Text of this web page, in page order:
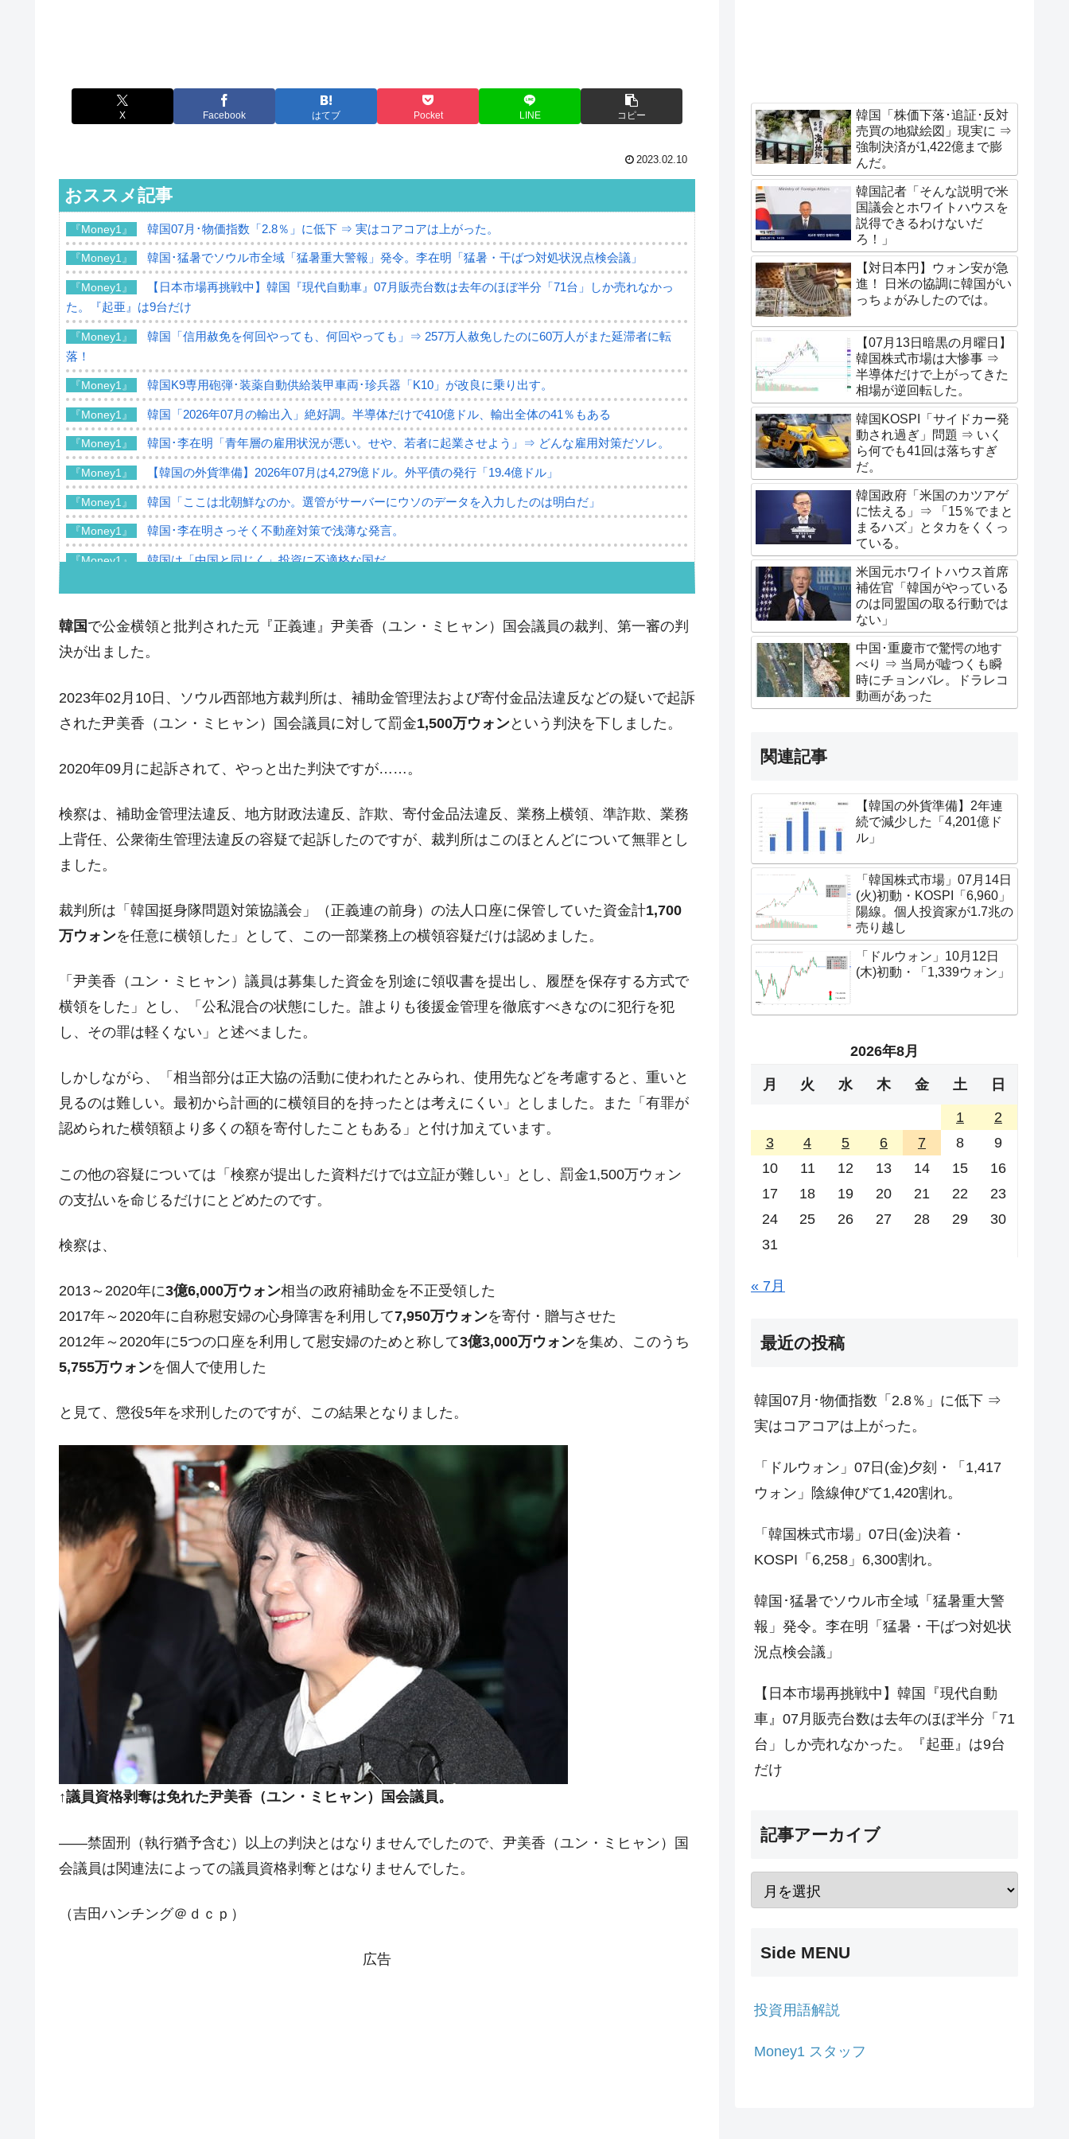
X Facebook はてブ Pocket LINE コピー
2023.02.10
おススメ記事
『Money1』 韓国07月･物価指数「2.8％」に低下 ⇒ 実はコアコアは上がった。
『Money1』 韓国･猛暑でソウル市全域「猛暑重大警報」発令。李在明「猛暑・干ばつ対処状況点検会議」
『Money1』
【日本市場再挑戦中】韓国『現代自動車』07月販売台数は去年のほぼ半分「71台」しか売れなかっ
た。『起亜』は9台だけ
『Money1』
韓国「信用赦免を何回やっても、何回やっても」⇒ 257万人赦免したのに60万人がまた延滞者に転
落！
『Money1』 韓国K9専用砲弾･装薬自動供給装甲車両･珍兵器「K10」が改良に乗り出す。
『Money1』 韓国「2026年07月の輸出入」絶好調。半導体だけで410億ドル、輸出全体の41％もある
『Money1』 韓国･李在明「青年層の雇用状況が悪い。せや、若者に起業させよう」⇒ どんな雇用対策だソレ。
『Money1』 【韓国の外貨準備】2026年07月は4,279億ドル。外平債の発行「19.4億ドル」
『Money1』 韓国「ここは北朝鮮なのか。選管がサーバーにウソのデータを入力したのは明白だ」
『Money1』 韓国･李在明さっそく不動産対策で浅薄な発言。
『Money1』 韓国は「中国と同じく」投資に不適格な国だ。
『Money1』 韓国･外為取引量「1日当たり1,214.4億ドル」まで拡大 ⇒ 海外資金の動きに強く左右される状態
『Money1』
壟断
『Money1』 韓国･警察職員が「丸刈りになって抗議活動」
『Money1』 【米韓激突案件】韓国消費者院が『クーパン』1人当たり賠償10万ウォンを認定 ⇒ 総額3兆7,000億
『Money1』 韓国で猛暑。南東部では干ばつ
『Money1』
『Money1』
『Money1』
韓国政府『BYD』車への補助金を全廃 ⇒ 実は韓国で『BYD』車は売れている。6カ月で対前年同期比
『Money1』
在韓米国大使スティールが着韓！⇒ さっそく空港に詰めかけ「出て行け！」「極右勢力」のプラカー
ドを掲げる「在韓反米勢力」
『Money1』 韓国政府「2035年までに18.4GW規模のAIデータセンター整備」⇒ だから無理だってば。
『Money1』 韓国『国民年金公団』株価暴落で200兆蒸発。
韓国政府「ニセＫ-ブランドを通報しようキャンペーン」⇒ あの名物教授も登場！
『Money1』 韓国鉄鋼最大手『POSCO』ズブズブ沈む。営業利益80.2％も減少
『Money1』
米国下院「韓国の公務員個人をターゲットにぶん殴る法案」提出！⇒ クーパン問題は合衆国企業に対
『Money1』
韓国半導体『SKハイニックス』2026年2Qの業績「史上最高益」当期純利益は前年同期比13.4倍に。
『Money1』 韓国･加徳島新国際空港「またも暗礁」の危機 ⇒ 10.7兆では損が出るからできない。
『Money1』
【速報】韓国株式市場の暴落・本日07月29日(水)もサイドカー・サーキットブレイカーの二段コンボ
発動！
Fact1 日本の誇る海洋資源調査船『白嶺』は先進技術の塊！
Fact1 夏の甲子園、優勝校を最も多く輩出している都道府県とは？
今話題の「楽天ライオンズ」とは？
Fact1 奇跡の毛色「白毛馬」とは？
Fact1 全て勝つといくら？ 競馬GI競走で勝利騎手がもらえる賞金とは？
Fact1 平成仮面ライダーの意外すぎるモチーフとは？
Fact1 発表から2日で大崩壊、鳴かず飛ばずに終わりそうなスーパーリーグとは？
Fact1 日本人マスターズ挑戦の歴史。松山以前に最高位だった選手とは？
Fact1 甲子園通算本塁打、最多の清原に次いで多く打っている意外な選手とは？
セレクトセールの高額取引馬が稼いだ金額とは？
韓国 で公金横領と批判された元『正義連』尹美香（ユン・ミヒャン）国会議員の裁判、第一審の判
決が出ました。
2023年02月10日、ソウル西部地方裁判所は、補助金管理法および寄付金品法違反などの疑いで起訴
された尹美香（ユン・ミヒャン）国会議員に対して罰金1,500万ウォンという判決を下しました。
2020年09月に起訴されて、やっと出た判決ですが……。
検察は、補助金管理法違反、地方財政法違反、詐欺、寄付金品法違反、業務上横領、準詐欺、業務
上背任、公衆衛生管理法違反の容疑で起訴したのですが、裁判所はこのほとんどについて無罪とし
ました。
裁判所は「韓国挺身隊問題対策協議会」（正義連の前身）の法人口座に保管していた資金計1,700
万ウォンを任意に横領した」として、この一部業務上の横領容疑だけは認めました。
「尹美香（ユン・ミヒャン）議員は募集した資金を別途に領収書を提出し、履歴を保存する方式で
横領をした」とし、「公私混合の状態にした。誰よりも後援金管理を徹底すべきなのに犯行を犯
し、その罪は軽くない」と述べました。
しかしながら、「相当部分は正大協の活動に使われたとみられ、使用先などを考慮すると、重いと
見るのは難しい。最初から計画的に横領目的を持ったとは考えにくい」としました。また「有罪が
認められた横領額より多くの額を寄付したこともある」と付け加えています。
この他の容疑については「検察が提出した資料だけでは立証が難しい」とし、罰金1,500万ウォン
の支払いを命じるだけにとどめたのです。
検察は、
2013～2020年に3億6,000万ウォン相当の政府補助金を不正受領した
2017年～2020年に自称慰安婦の心身障害を利用して7,950万ウォンを寄付・贈与させた
2012年～2020年に5つの口座を利用して慰安婦のためと称して3億3,000万ウォンを集め、このうち
5,755万ウォンを個人で使用した
と見て、懲役5年を求刑したのですが、この結果となりました。
↑議員資格剥奪は免れた尹美香（ユン・ミヒャン）国会議員。
――禁固刑（執行猶予含む）以上の判決とはなりませんでしたので、尹美香（ユン・ミヒャン）国
会議員は関連法によっての議員資格剥奪とはなりませんでした。
（吉田ハンチング＠ｄｃｐ）
広告
韓国「株価下落･追証･反対
売買の地獄絵図」現実に ⇒
強制決済が1,422億まで膨
んだ。
韓国記者「そんな説明で米
国議会とホワイトハウスを
説得できるわけないだ
ろ！」
【対日本円】ウォン安が急
進！ 日米の協調に韓国がい
っちょがみしたのでは。
【07月13日暗黒の月曜日】
韓国株式市場は大惨事 ⇒
半導体だけで上がってきた
相場が逆回転した。
韓国KOSPI「サイドカー発
動され過ぎ」問題 ⇒ いく
ら何でも41回は落ちすぎ
だ。
韓国政府「米国のカツアゲ
に怯える」⇒ 「15％でまと
まるハズ」とタカをくくっ
ている。
米国元ホワイトハウス首席
補佐官「韓国がやっている
のは同盟国の取る行動では
ない」
中国･重慶市で驚愕の地す
べり ⇒ 当局が嘘つくも瞬
時にチョンバレ。ドラレコ
動画があった
関連記事
【韓国の外貨準備】2年連
続で減少した「4,201億ド
ル」
「韓国株式市場」07月14日
(火)初動・KOSPI「6,960」
陽線。個人投資家が1.7兆の
売り越し
「ドルウォン」10月12日
(木)初動・「1,339ウォン」
2026年8月
月 火 水 木 金 土 日
1
2
3
4 5 6 7 8
9
10
11 12 13 14 15
16
17
18 19 20 21 22
23
24
25 26 27 28 29
30
31
« 7月
最近の投稿
韓国07月･物価指数「2.8％」に低下 ⇒
実はコアコアは上がった。
「ドルウォン」07日(金)夕刻・「1,417
ウォン」陰線伸びて1,420割れ。
「韓国株式市場」07日(金)決着・
KOSPI「6,258」6,300割れ。
韓国･猛暑でソウル市全域「猛暑重大警
報」発令。李在明「猛暑・干ばつ対処状
況点検会議」
【日本市場再挑戦中】韓国『現代自動
車』07月販売台数は去年のほぼ半分「71
台」しか売れなかった。『起亜』は9台
だけ
記事アーカイブ
Side MENU
投資用語解説
Money1 スタッフ